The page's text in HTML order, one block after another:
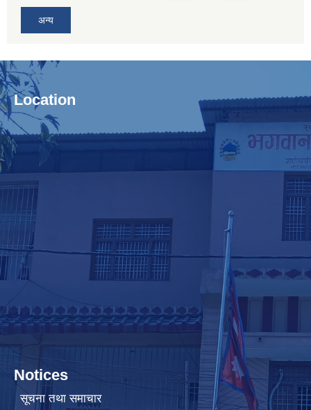
अन्य
Location
Notices
सूचना तथा समाचार